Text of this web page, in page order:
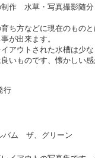
作 水草・写真撮影随分
ち方などに現在のもの
が出来ます。
アウトされた水槽は少
いものです、懐かしい感
行
バム ザ、グリーン